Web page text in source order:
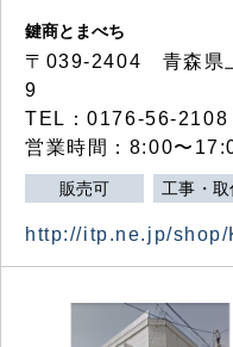
鍵商とまべち
〒039-2404 青森県
9
TEL：0176-56-
営業時間：8:00〜
販売可 工事・
http://itp.ne.jp/